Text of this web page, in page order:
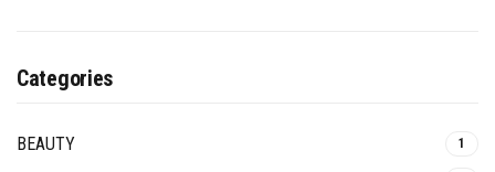
Categories
BEAUTY 1